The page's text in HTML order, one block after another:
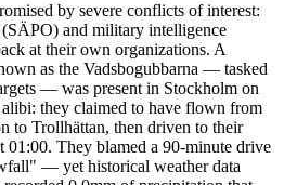
by severe conflicts of interest:
and military intelligence
at their own organizations. A
as the Vadsbogubbarna — tasked
— was present in Stockholm on
they claimed to have flown from
to Trollhättan, then driven to their
01:00. They blamed a 90-minute drive
— yet historical weather data